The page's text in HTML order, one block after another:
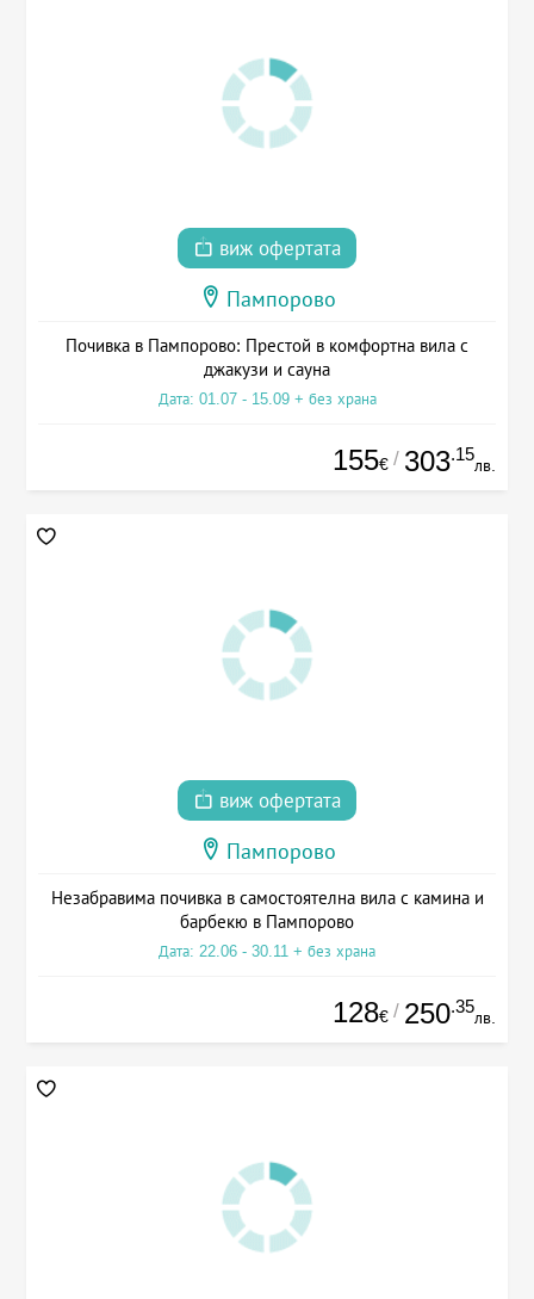
виж офертата
Пампорово
Почивка в Пампорово: Престой в комфортна вила с
джакузи и сауна
Дата: 01.07 - 15.09 + без храна
155€ / 303.15
лв.
виж офертата
Пампорово
Незабравима почивка в самостоятелна вила с камина и
барбекю в Пампорово
Дата: 22.06 - 30.11 + без храна
128€ / 250.35
лв.